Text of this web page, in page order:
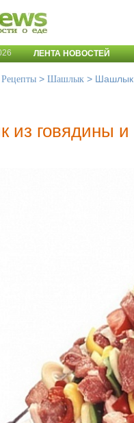
ЛЕНТА НОВОСТЕЙ
Рецепты > Шашлык > Шашлык
говядины и